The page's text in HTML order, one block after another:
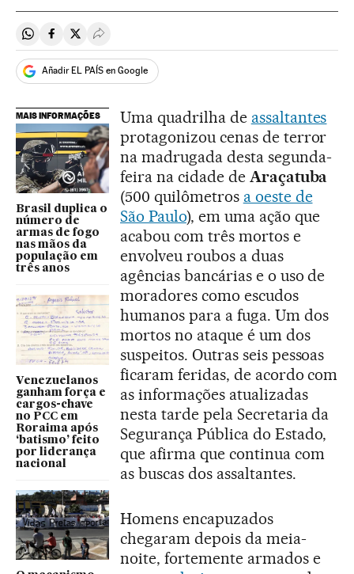
Compartir en Whatsapp
Compartir en Facebook
Compartir en Twitter
Desplegar Redes Sociales
Añadir EL PAÍS en Google
MAIS INFORMAÇÕES
Brasil duplica o
número de
armas de fogo
nas mãos da
população em
três anos
Venezuelanos
ganham força e
cargos-chave
no PCC em
Roraima após
‘batismo’ feito
por liderança
nacional
Uma quadrilha de assaltantes
protagonizou cenas de terror
na madrugada desta segunda-
feira na cidade de Araçatuba
(500 quilômetros a oeste de
São Paulo), em uma ação que
acabou com três mortos e
envolveu roubos a duas
agências bancárias e o uso de
moradores como escudos
humanos para a fuga. Um dos
mortos no ataque é um dos
suspeitos. Outras seis pessoas
ficaram feridas, de acordo com
as informações atualizadas
nesta tarde pela Secretaria da
Segurança Pública do Estado,
que afirma que continua com
as buscas dos assaltantes.
Homens encapuzados
chegaram depois da meia-
noite, fortemente armados e